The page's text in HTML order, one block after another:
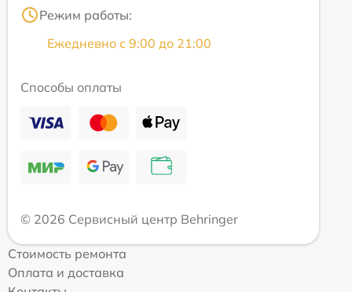
Режим работы:
Ежедневно с 9:00 до 21:00
Способы оплаты
© 2026 Сервисный центр Behringer
Стоимость ремонта
Оплата и доставка